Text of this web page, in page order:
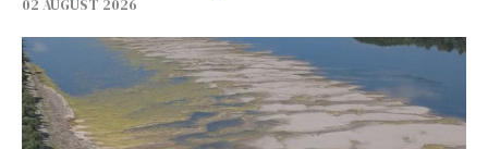
02 AUGUST 2026